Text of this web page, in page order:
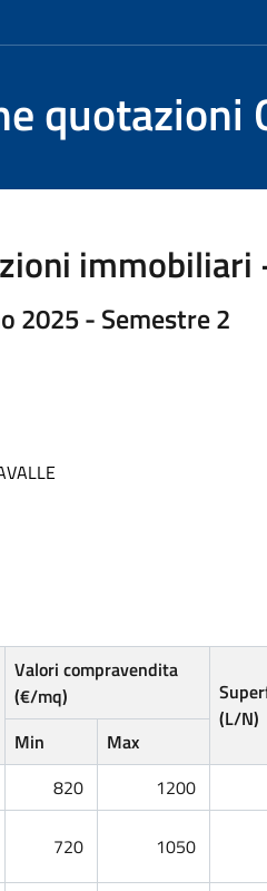
quotazioni
2025 - Semestre 2
Valori compravendita
(€/mq)
(L/N)
Min
Max
820 1200
720 1050